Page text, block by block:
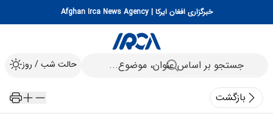
خبرگزاری افغان ایرکا | Afghan Irca News Agency
حالت شب / روز
بازگشت